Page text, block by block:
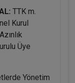
TTK m.
Kurul
Üye
Yönetim